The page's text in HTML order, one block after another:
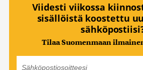
Viidesti viikossa
sisällöistä koostettu
Tilaa Suomenmaan